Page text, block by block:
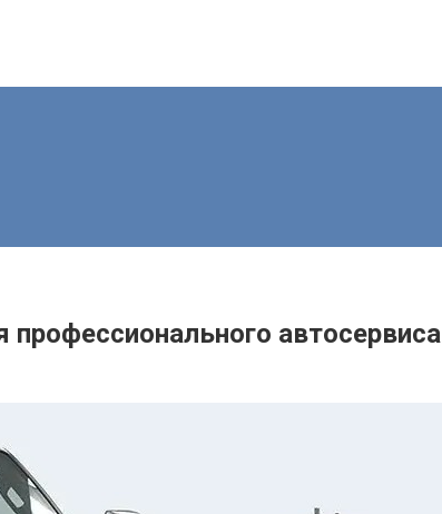
автосервиса